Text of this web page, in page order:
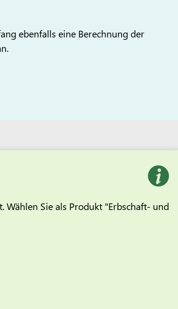
ebenfalls eine Berechnung der
Wählen Sie als Produkt "Erbschaft- und